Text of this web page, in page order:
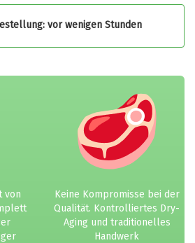
vor wenigen Stunden
von
Keine Kompromisse bei der
Qualität. Kontrolliertes Dry-
Aging und traditionelles
Handwerk